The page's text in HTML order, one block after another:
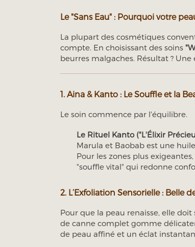
Le "Sans Eau" : Pourquoi votre
La plupart des cosmétiques
compte. En choisissant des soins
beurres malgaches. Résultat ?
1. Aina & Kanto : Le Souffle et la
Le soin commence par l'équilibre.
Le Rituel Kanto ("L'Élixir
Marula et Baobab est une
Pour les zones plus exigeantes,
"souffle vital" qui redonne
2. L’Exfoliation Sensorielle : Belle
Pour que la peau renaisse, elle
de canne complet gomme
de peau affiné et un éclat